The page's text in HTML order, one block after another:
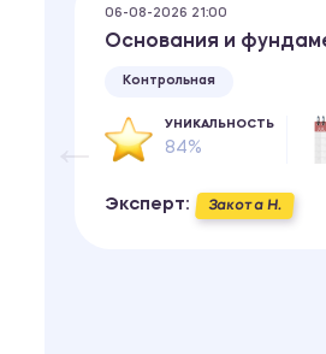
06-08-2026 21:00
Основания и
Контрольная
УНИКАЛЬНОСТЬ
84%
Эксперт: Закота Н.